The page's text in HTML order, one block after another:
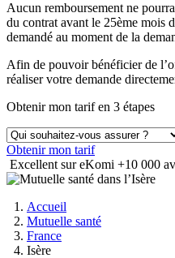
Aucun remboursement ne
du contrat avant le 25ème mois
demandé au moment de la
Afin de pouvoir bénéficier de
réaliser votre demande
Obtenir mon tarif en 3 étapes
Obtenir mon tarif
Excellent sur eKomi +10 000
Accueil
Mutuelle santé
France
Isère